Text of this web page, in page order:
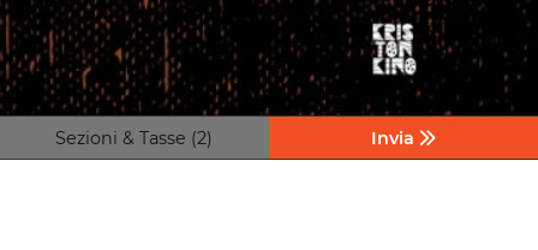
Sezioni & Tasse (2) Invia